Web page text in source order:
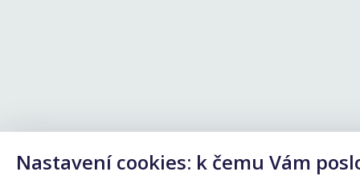
Nastavení cookies: k čemu Vám